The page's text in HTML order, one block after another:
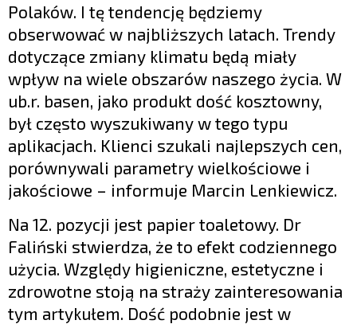
Polaków. I tę tendencję będziemy
obserwować w najbliższych latach. Trendy
dotyczące zmiany klimatu będą miały
wpływ na wiele obszarów naszego życia. W
ub.r. basen, jako produkt dość kosztowny,
był często wyszukiwany w tego typu
aplikacjach. Klienci szukali najlepszych cen,
porównywali parametry wielkościowe i
jakościowe – informuje Marcin Lenkiewicz.
Na 12. pozycji jest papier toaletowy. Dr
Faliński stwierdza, że to efekt codziennego
użycia. Względy higieniczne, estetyczne i
zdrowotne stoją na straży zainteresowania
tym artykułem. Dość podobnie jest w